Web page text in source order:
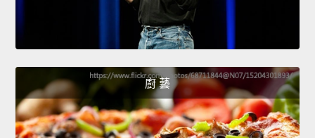
廚 藝